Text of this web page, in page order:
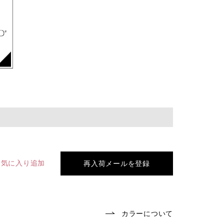
に入り追加 再入荷メールを登録
カラーについて